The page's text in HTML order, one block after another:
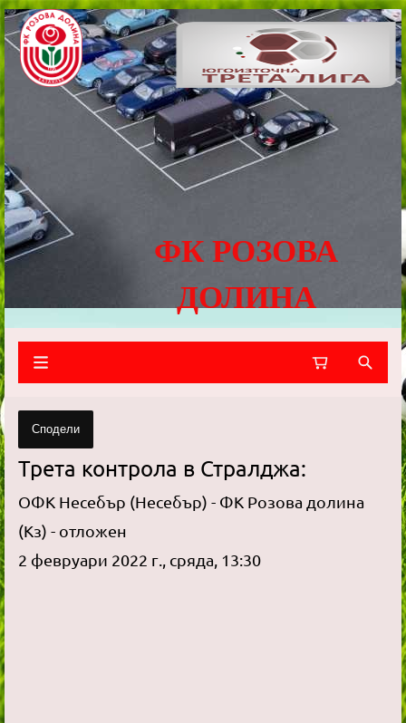
ФК РОЗОВА
ДОЛИНА
Сподели
Трета контрола в Стралджа:
ОФК Несебър (Несебър) - ФК Розова долина
(Кз) - отложен
2 февруари 2022 г., сряда, 13:30